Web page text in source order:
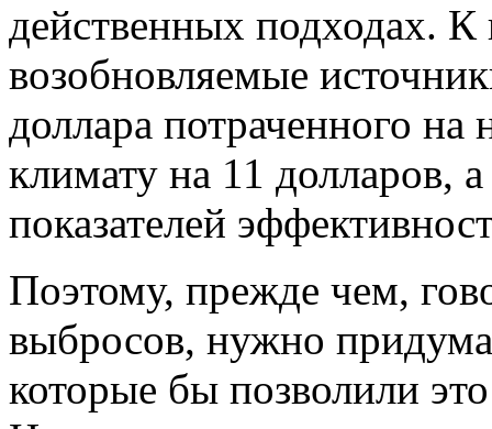
действенных подходах. К
возобновляемые
доллара потраченного
климату на 11 долларов,
показателей
Поэтому, прежде чем,
выбросов, нужно
которые бы позволили